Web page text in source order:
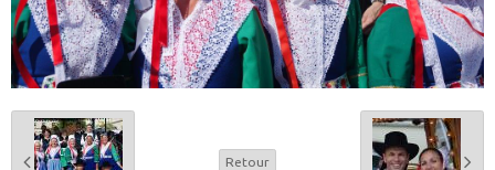
Retour